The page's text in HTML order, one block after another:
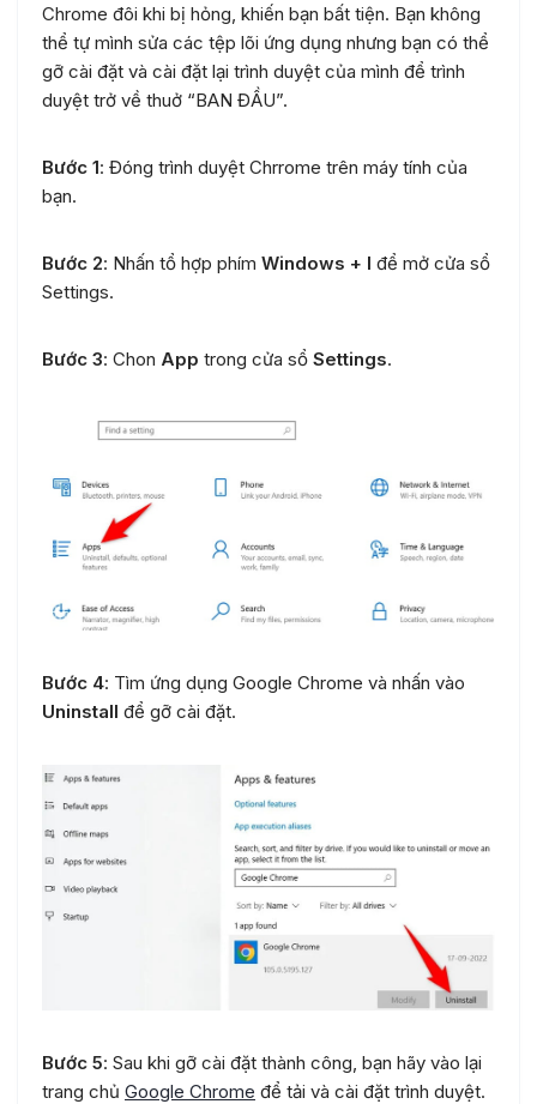
Chrome đôi khi bị hỏng, khiến bạn bất tiện. Bạn không
thể tự mình sửa các tệp lõi ứng dụng nhưng bạn có thể
gỡ cài đặt và cài đặt lại trình duyệt của mình để trình
duyệt trở về thuở “BAN ĐẦU”.
Bước 1: Đóng trình duyệt Chrrome trên máy tính của
bạn.
Bước 2: Nhấn tổ hợp phím Windows + I để mở cửa sổ
Settings.
Bước 3: Chon App trong cửa sổ Settings.
Bước 4: Tìm ứng dụng Google Chrome và nhấn vào
Uninstall để gỡ cài đặt.
Bước 5: Sau khi gỡ cài đặt thành công, bạn hãy vào lại
trang chủ Google Chrome để tải và cài đặt trình duyệt.